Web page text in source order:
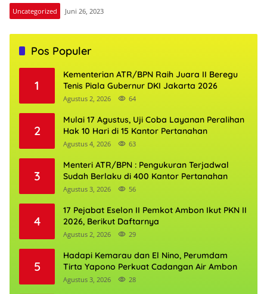
Uncategorized Juni 26, 2023
Pos Populer
1
Kementerian ATR/BPN Raih Juara II Beregu
Tenis Piala Gubernur DKI Jakarta 2026
Agustus 2, 2026 64
2
Mulai 17 Agustus, Uji Coba Layanan Peralihan
Hak 10 Hari di 15 Kantor Pertanahan
Agustus 4, 2026 63
3
Menteri ATR/BPN : Pengukuran Terjadwal
Sudah Berlaku di 400 Kantor Pertanahan
Agustus 3, 2026 56
4
17 Pejabat Eselon II Pemkot Ambon Ikut PKN II
2026, Berikut Daftarnya
Agustus 2, 2026 29
5
Hadapi Kemarau dan El Nino, Perumdam
Tirta Yapono Perkuat Cadangan Air Ambon
Agustus 3, 2026 28